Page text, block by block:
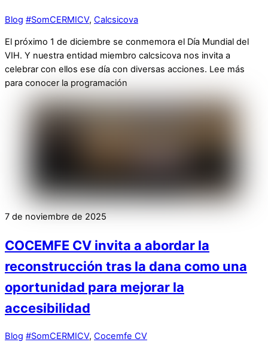
Blog #SomCERMICV, Calcsicova
El próximo 1 de diciembre se conmemora el Día Mundial del
VIH. Y nuestra entidad miembro calcsicova nos invita a
celebrar con ellos ese día con diversas acciones. Lee más
para conocer la programación
7 de noviembre de 2025
COCEMFE CV invita a abordar la
reconstrucción tras la dana como una
oportunidad para mejorar la
accesibilidad
Blog #SomCERMICV, Cocemfe CV